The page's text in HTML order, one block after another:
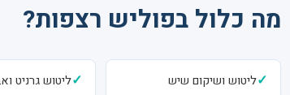
מה כלול בפוליש רצפות?
✓ליטוש ושיקום שיש ✓ליטוש גרניט